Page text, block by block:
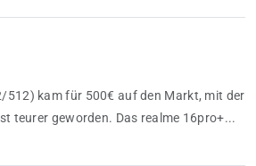
512) kam für 500€ auf den Markt, mit der
teurer geworden. Das realme 16pro+...